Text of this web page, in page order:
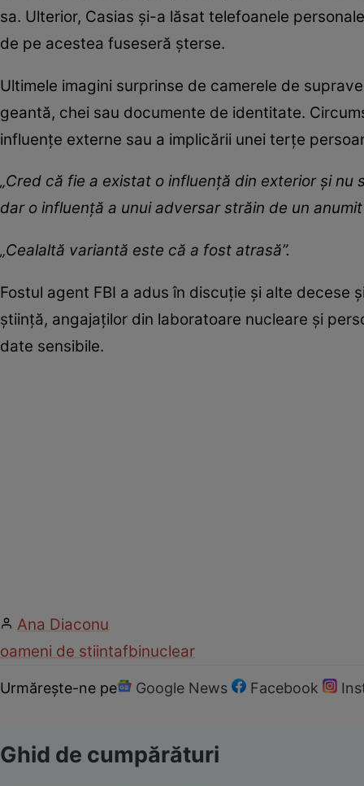
sa. Ulterior, Casias și-a lăsat telefoanele
de pe acestea fuseseră șterse.
Ultimele imagini surprinse de camerele de
geantă, chei sau documente de identitate.
influențe externe sau a implicării unei terțe
„Cred că fie a existat o influență din exterior și
dar o influență a unui adversar străin de un
„Cealaltă variantă este că a fost atrasă”.
Fostul agent FBI a adus în discuție și alte decese
știință, angajaților din laboratoare nucleare și
date sensibile.
Ana Diaconu
oameni de stiintafbinuclear
Urmărește-ne pe Google News Facebook
Ghid de cumpărături